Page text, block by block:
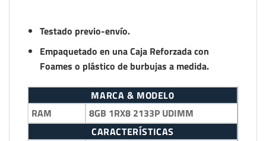
Testado previo-envío.
Empaquetado en una Caja Reforzada con
Foames o plástico de burbujas a medida.
MARCA & MODEL0
RAM
8GB 1RX8 2133P UDIMM
CARACTERÍSTICAS